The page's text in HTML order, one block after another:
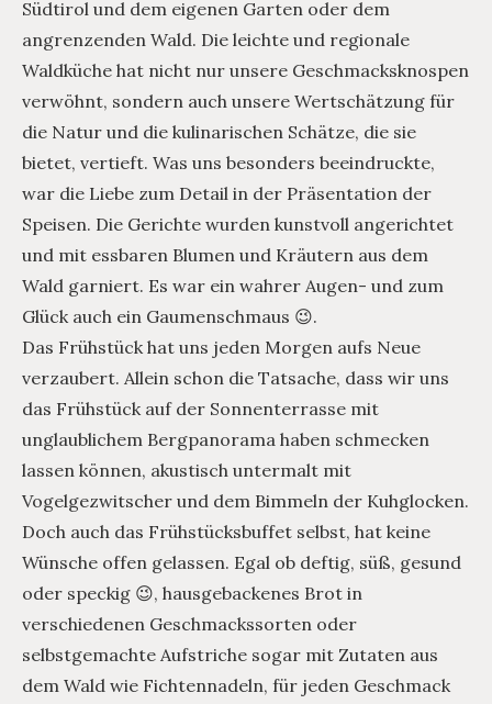
Südtirol und dem eigenen Garten oder dem
angrenzenden Wald. Die leichte und regionale
Waldküche hat nicht nur unsere Geschmacksknospen
verwöhnt, sondern auch unsere Wertschätzung für
die Natur und die kulinarischen Schätze, die sie
bietet, vertieft. Was uns besonders beeindruckte,
war die Liebe zum Detail in der Präsentation der
Speisen. Die Gerichte wurden kunstvoll angerichtet
und mit essbaren Blumen und Kräutern aus dem
Wald garniert. Es war ein wahrer Augen- und zum
Glück auch ein Gaumenschmaus 😉.
Das Frühstück hat uns jeden Morgen aufs Neue
verzaubert. Allein schon die Tatsache, dass wir uns
das Frühstück auf der Sonnenterrasse mit
unglaublichem Bergpanorama haben schmecken
lassen können, akustisch untermalt mit
Vogelgezwitscher und dem Bimmeln der Kuhglocken.
Doch auch das Frühstücksbuffet selbst, hat keine
Wünsche offen gelassen. Egal ob deftig, süß, gesund
oder speckig 😉, hausgebackenes Brot in
verschiedenen Geschmackssorten oder
selbstgemachte Aufstriche sogar mit Zutaten aus
dem Wald wie Fichtennadeln, für jeden Geschmack